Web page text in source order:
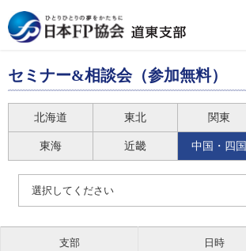
セミナー&相談会（参加無料）
北海道 東北 関東
東海 近畿 中国・四国
選択してください
支部
日時